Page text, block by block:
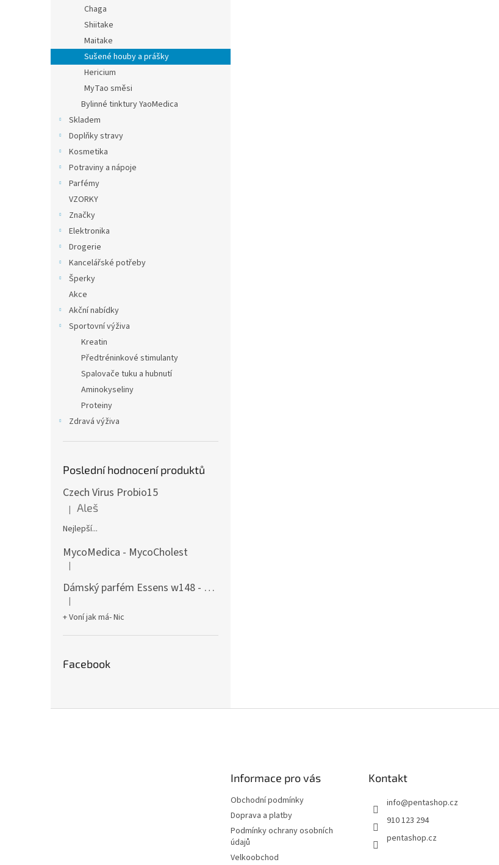
Chaga
Shiitake
Maitake
Sušené houby a prášky
Hericium
MyTao směsi
Bylinné tinktury YaoMedica
Skladem
Doplňky stravy
Kosmetika
Potraviny a nápoje
Parfémy
VZORKY
Značky
Elektronika
Drogerie
Kancelářské potřeby
Šperky
Akce
Akční nabídky
Sportovní výživa
Kreatin
Předtréninkové stimulanty
Spalovače tuku a hubnutí
Aminokyseliny
Proteiny
Zdravá výživa
Poslední hodnocení produktů
Czech Virus Probio15
Hodnocení produktu je 5 z 5 hvězdiček.
| Aleš
Nejlepší...
MycoMedica - MycoCholest
Hodnocení produktu je 5 z 5 hvězdiček.
|
Dámský parfém Essens w148 - 50ml
Hodnocení produktu je 5 z 5 hvězdiček.
|
+ Voní jak má- Nic
Facebook
Informace pro vás
Obchodní podmínky
Doprava a platby
Podmínky ochrany osobních
údajů
Velkoobchod
Kontakt
info@pentashop.cz
910 123 294
pentashop.cz